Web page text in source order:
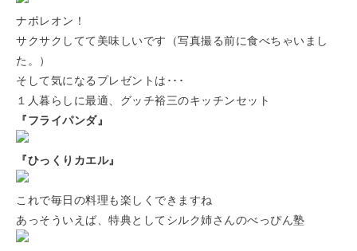
ナポレオン！
サクサクしてて美味しいです （写真撮る前に食べちゃいまし
た。）
そして気になるプレゼントは･･･
１人暮らしに最適、グッチ裕三のキッチンセット
『フライパンダ』
『ひっくりカエル』
これで毎日の料理も楽しくできますね
あっそういえば、特典としてシルク姉さんのべっぴん塾